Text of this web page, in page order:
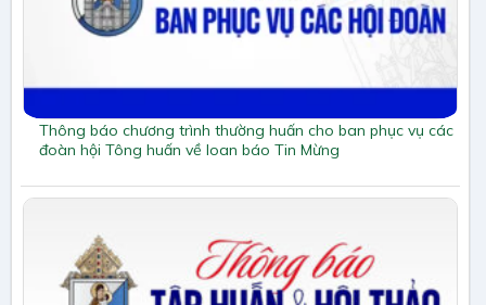
Thông báo chương trình thường huấn cho ban phục vụ các
đoàn hội Tông huấn về loan báo Tin Mừng